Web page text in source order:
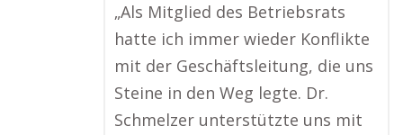
„Als Mitglied des Betriebsrats
hatte ich immer wieder Konflikte
mit der Geschäftsleitung, die uns
Steine in den Weg legte. Dr.
Schmelzer unterstützte uns mit